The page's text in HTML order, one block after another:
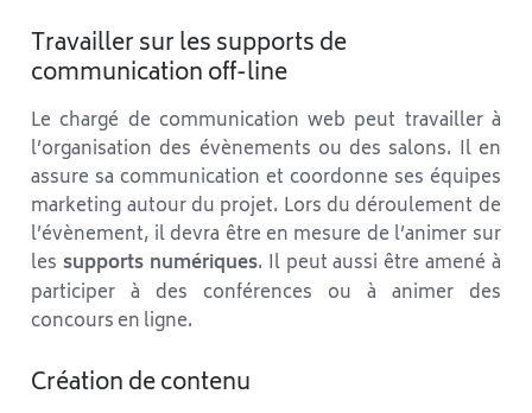
Travailler sur les supports de
communication off-line
Le chargé de communication web peut travailler à
l’organisation des évènements ou des salons. Il en
assure sa communication et coordonne ses équipes
marketing autour du projet. Lors du déroulement de
l’évènement, il devra être en mesure de l’animer sur
lessupports numériques. Il peut aussi être amené à
participer à des conférences ou à animer des
concours en ligne.
Création de contenu